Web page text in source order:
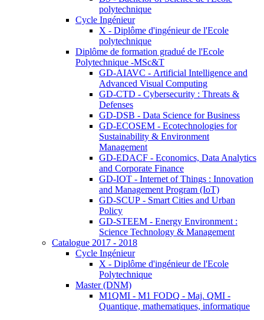
polytechnique
Cycle Ingénieur
X - Diplôme d'ingénieur de l'Ecole
polytechnique
Diplôme de formation gradué de l'Ecole
Polytechnique -MSc&T
GD-AIAVC - Artificial Intelligence and
Advanced Visual Computing
GD-CTD - Cybersecurity : Threats &
Defenses
GD-DSB - Data Science for Business
GD-ECOSEM - Ecotechnologies for
Sustainability & Environment
Management
GD-EDACF - Economics, Data Analytics
and Corporate Finance
GD-IOT - Internet of Things : Innovation
and Management Program (IoT)
GD-SCUP - Smart Cities and Urban
Policy
GD-STEEM - Energy Environment :
Science Technology & Management
Catalogue 2017 - 2018
Cycle Ingénieur
X - Diplôme d'ingénieur de l'Ecole
Polytechnique
Master (DNM)
M1QMI - M1 FODQ - Maj. QMI -
Quantique, mathematiques, informatique